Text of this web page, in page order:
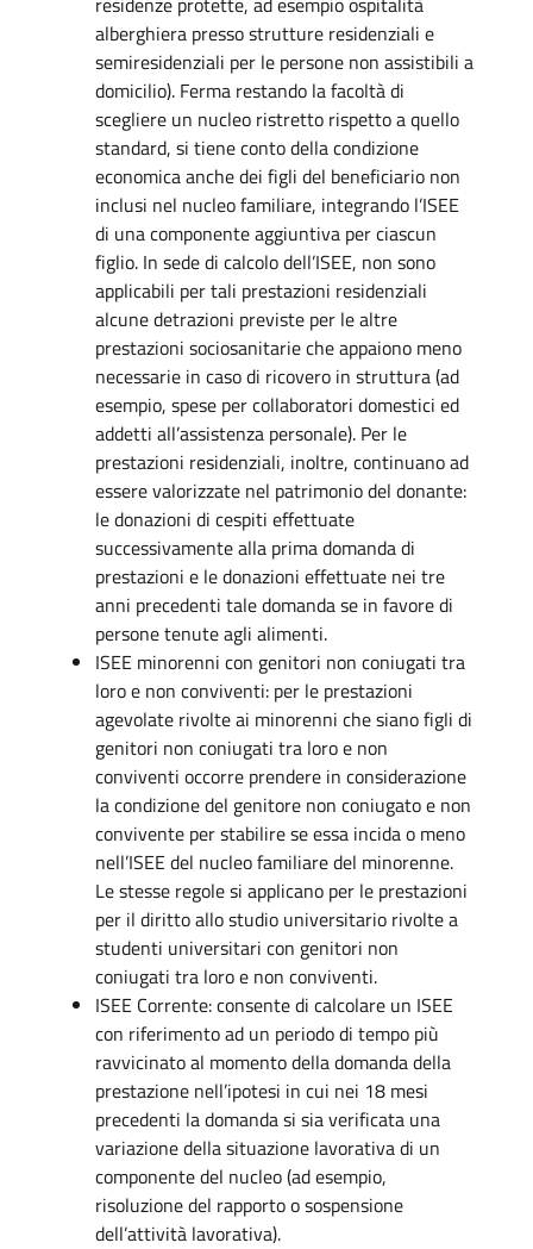
alberghiera presso strutture residenziali e
semiresidenziali per le persone non assistibili a
domicilio). Ferma restando la facoltà di
scegliere un nucleo ristretto rispetto a quello
standard, si tiene conto della condizione
economica anche dei figli del beneficiario non
inclusi nel nucleo familiare, integrando l’ISEE
di una componente aggiuntiva per ciascun
figlio. In sede di calcolo dell’ISEE, non sono
applicabili per tali prestazioni residenziali
alcune detrazioni previste per le altre
prestazioni sociosanitarie che appaiono meno
necessarie in caso di ricovero in struttura (ad
esempio, spese per collaboratori domestici ed
addetti all’assistenza personale). Per le
prestazioni residenziali, inoltre, continuano ad
essere valorizzate nel patrimonio del donante:
le donazioni di cespiti effettuate
successivamente alla prima domanda di
prestazioni e le donazioni effettuate nei tre
anni precedenti tale domanda se in favore di
persone tenute agli alimenti.
ISEE minorenni con genitori non coniugati tra
loro e non conviventi: per le prestazioni
agevolate rivolte ai minorenni che siano figli di
genitori non coniugati tra loro e non
conviventi occorre prendere in considerazione
la condizione del genitore non coniugato e non
convivente per stabilire se essa incida o meno
nell’ISEE del nucleo familiare del minorenne.
Le stesse regole si applicano per le prestazioni
per il diritto allo studio universitario rivolte a
studenti universitari con genitori non
coniugati tra loro e non conviventi.
ISEE Corrente: consente di calcolare un ISEE
con riferimento ad un periodo di tempo più
ravvicinato al momento della domanda della
prestazione nell’ipotesi in cui nei 18 mesi
precedenti la domanda si sia verificata una
variazione della situazione lavorativa di un
componente del nucleo (ad esempio,
risoluzione del rapporto o sospensione
dell’attività lavorativa).